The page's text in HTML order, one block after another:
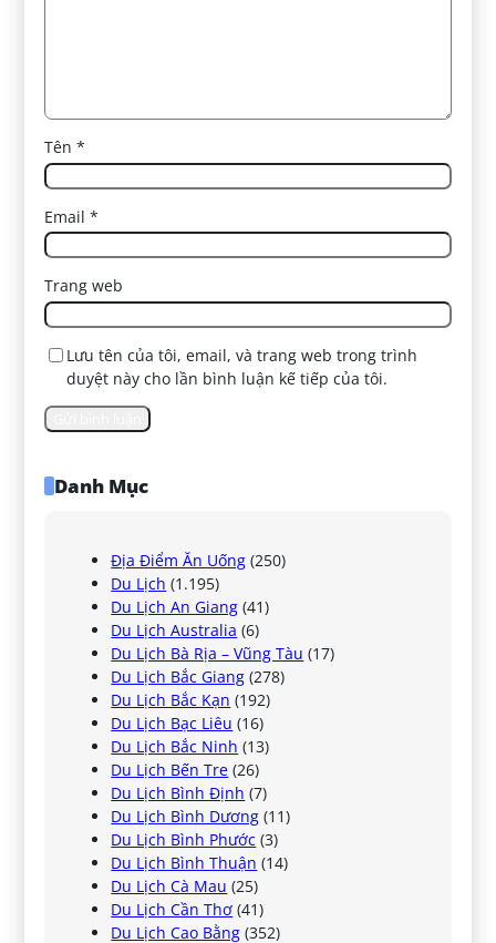
Tên*
Email*
Trang web
Lưu tên của tôi, email, và trang web trong trình
duyệt này cho lần bình luận kế tiếp của tôi.
Danh Mục
Địa Điểm Ăn Uống (250)
Du Lịch (1.195)
Du Lịch An Giang (41)
Du Lịch Australia (6)
Du Lịch Bà Rịa – Vũng Tàu (17)
Du Lịch Bắc Giang (278)
Du Lịch Bắc Kạn (192)
Du Lịch Bạc Liêu (16)
Du Lịch Bắc Ninh (13)
Du Lịch Bến Tre (26)
Du Lịch Bình Định (7)
Du Lịch Bình Dương (11)
Du Lịch Bình Phước (3)
Du Lịch Bình Thuận (14)
Du Lịch Cà Mau (25)
Du Lịch Cần Thơ (41)
Du Lịch Cao Bằng (352)